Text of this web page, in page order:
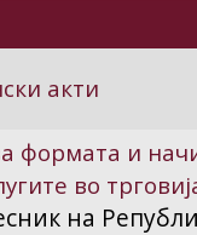
акти
формата и
во
на